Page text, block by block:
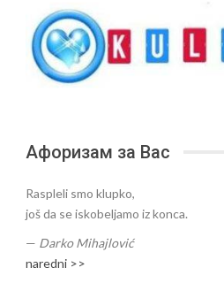
Афоризам за Вас
Raspleli smo klupko,
još da se iskobeljamo iz konca.
— Darko Mihajlović
naredni >>